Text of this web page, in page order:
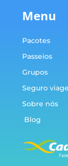
Menu
Pacotes
Passeios
Grupos
Seguro
Sobre nós
Blog